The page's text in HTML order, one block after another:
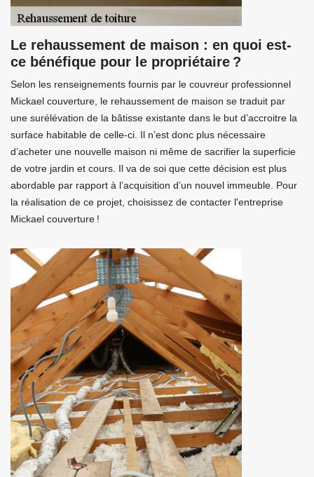
Le rehaussement de maison : en quoi est-
ce bénéfique pour le propriétaire ?
Selon les renseignements fournis par le couvreur professionnel
Mickael couverture, le rehaussement de maison se traduit par
une surélévation de la bâtisse existante dans le but d’accroitre la
surface habitable de celle-ci. Il n’est donc plus nécessaire
d’acheter une nouvelle maison ni même de sacrifier la superficie
de votre jardin et cours. Il va de soi que cette décision est plus
abordable par rapport à l’acquisition d’un nouvel immeuble. Pour
la réalisation de ce projet, choisissez de contacter l'entreprise
Mickael couverture !